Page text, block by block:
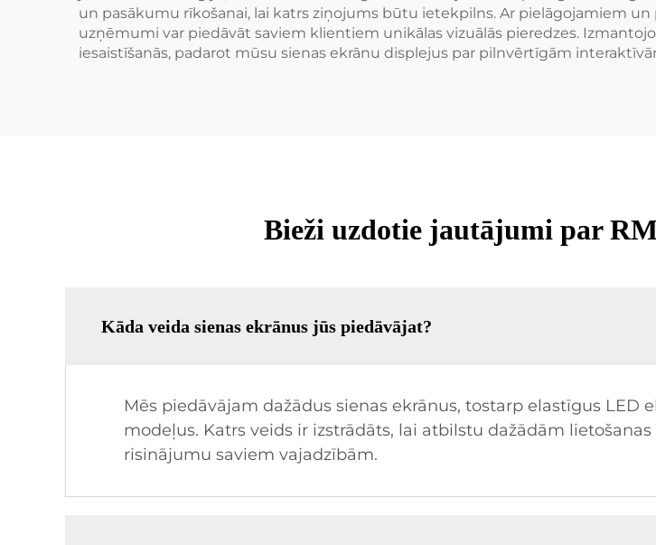
un pasākumu rīkošanai, lai katrs ziņojums būtu ietekpilns. Ar pielāgojamiem
uzņēmumi var piedāvāt saviem klientiem unikālas vizuālās pieredzes.
iesaistīšanās, padarot mūsu sienas ekrānu displejus par pilnvērtīgām
Bieži uzdotie jautājumi par
Kāda veida sienas ekrānus jūs piedāvājat?
Mēs piedāvājam dažādus sienas ekrānus, tostarp elastīgus
modeļus. Katrs veids ir izstrādāts, lai atbilstu dažādām
risinājumu saviem vajadzībām.